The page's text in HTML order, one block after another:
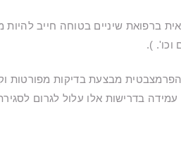
ברפואת שיניים בטוחה חייב להיות
וכו'. ).
מבצעת בדיקות
בדרישות אלו עלול לגרום